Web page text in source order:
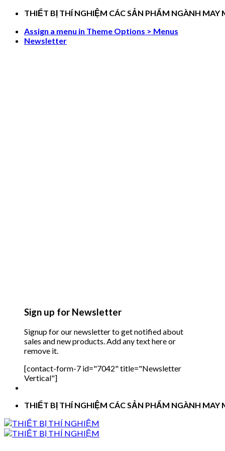
Skip
content
THIẾT BỊ THÍ NGHIỆM CÁC SẢN PHẨM NGÀNH MAY
Assign a menu in Theme Options > Menus
Newsletter
Sign up for Newsletter
Signup for our newsletter to get notified about
sales and new products. Add any text here or
remove it.
[contact-form-7 id="7042" title="Newsletter
Vertical"]
THIẾT BỊ THÍ NGHIỆM CÁC SẢN PHẨM NGÀNH MAY